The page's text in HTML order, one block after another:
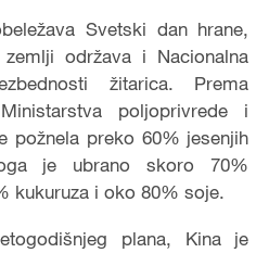
Svetski dan hrane,
održava i Nacionalna
žitarica. Prema
poljoprivrede i
požnela preko 60% jesenjih
je ubrano skoro 70%
kukuruza i oko 80% soje.
plana, Kina je